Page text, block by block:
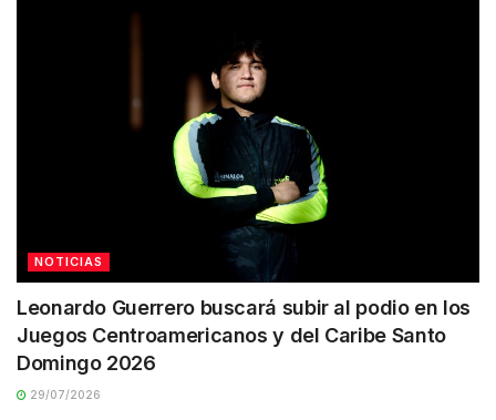
NOTICIAS
Leonardo Guerrero buscará subir al podio en los
Juegos Centroamericanos y del Caribe Santo
Domingo 2026
29/07/2026